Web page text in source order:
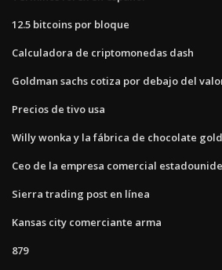
12.5 bitcoins por bloque
Calculadora de criptomonedas dash
Goldman sachs cotiza por debajo del
Precios de tivo usa
Willy wonka y la fábrica de chocolate
Ceo de la empresa comercial
Sierra trading post en línea
Kansas city comerciante arma
879